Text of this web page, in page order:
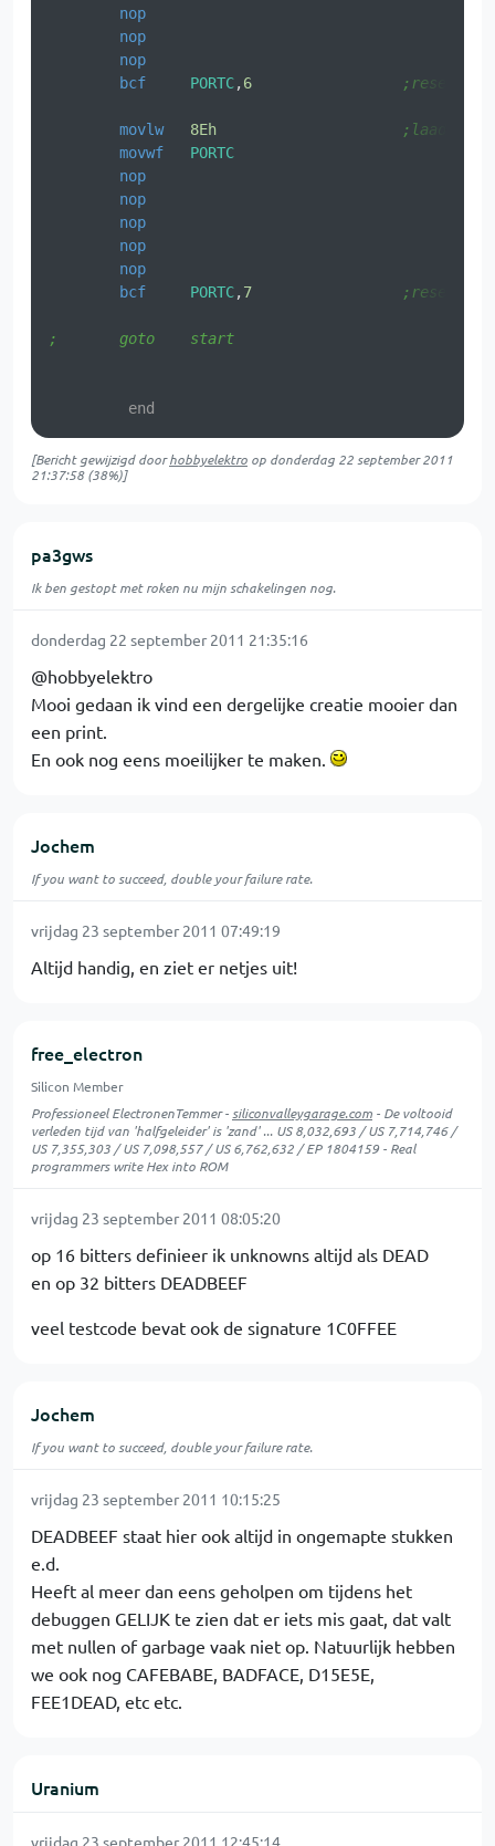
nop
nop
nop
bcf
PORTC,6 ;reset het
movlw 8Eh
;laad hex
movwf
PORTC
nop
nop
nop
nop
nop
bcf
PORTC,7 ;reset het
;	goto	start
end
[Bericht gewijzigd doorhobbyelektro op donderdag 22 september 2011
21:37:58(38%)]
pa3gws
Ik ben gestopt met roken nu mijn schakelingen nog.
donderdag 22 september 2011 21:35:16
@hobbyelektro
Mooi gedaan ik vind een dergelijke creatie mooier dan
een print.
En ook nog eens moeilijker te maken.
Jochem
If you want to succeed, double your failure rate.
vrijdag 23 september 2011 07:49:19
Altijd handig, en ziet er netjes uit!
free_electron
Silicon Member
Professioneel ElectronenTemmer - siliconvalleygarage.com - De voltooid
verleden tijd van 'halfgeleider' is 'zand' ... US 8,032,693 / US 7,714,746 /
US 7,355,303 / US 7,098,557 / US 6,762,632 / EP 1804159 - Real
programmers write Hex into ROM
vrijdag 23 september 2011 08:05:20
op 16 bitters definieer ik unknowns altijd als DEAD
en op 32 bitters DEADBEEF
veel testcode bevat ook de signature 1C0FFEE
Jochem
If you want to succeed, double your failure rate.
vrijdag 23 september 2011 10:15:25
DEADBEEF staat hier ook altijd in ongemapte stukken
e.d.
Heeft al meer dan eens geholpen om tijdens het
debuggen GELIJK te zien dat er iets mis gaat, dat valt
met nullen of garbage vaak niet op. Natuurlijk hebben
we ook nog CAFEBABE, BADFACE, D15E5E,
FEE1DEAD, etc etc.
Uranium
vrijdag 23 september 2011 12:45:14